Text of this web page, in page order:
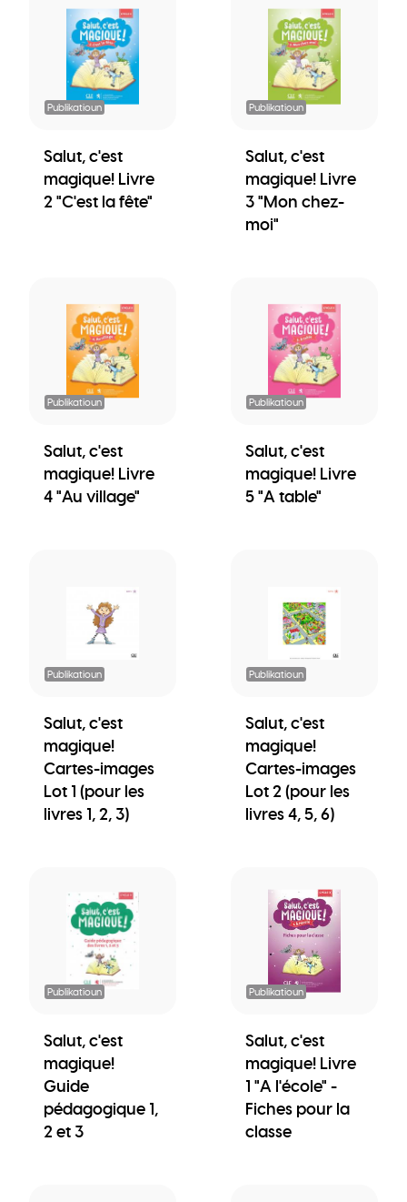
Publikatioun
Salut, c'est
magique! Livre
2 "C'est la fête"
Publikatioun
Salut, c'est
magique! Livre
3 "Mon chez-
moi"
Publikatioun
Salut, c'est
magique! Livre
4 "Au village"
Publikatioun
Salut, c'est
magique! Livre
5 "A table"
Publikatioun
Salut, c'est
magique!
Cartes-images
Lot 1 (pour les
livres 1, 2, 3)
Publikatioun
Salut, c'est
magique!
Cartes-images
Lot 2 (pour les
livres 4, 5, 6)
Publikatioun
Salut, c'est
magique!
Guide
pédagogique 1,
2 et 3
Publikatioun
Salut, c'est
magique! Livre
1 "A l'école" -
Fiches pour la
classe